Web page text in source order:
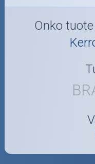
Onko